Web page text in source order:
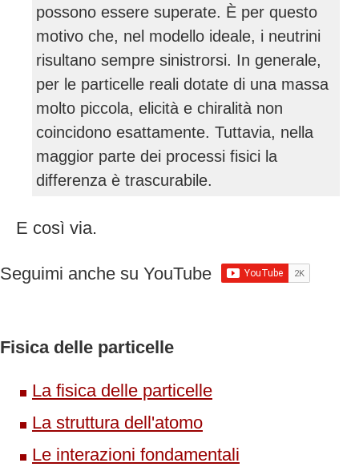
possono essere superate. È per questo
motivo che, nel modello ideale, i neutrini
risultano sempre sinistrorsi. In generale,
per le particelle reali dotate di una massa
molto piccola, elicità e chiralità non
coincidono esattamente. Tuttavia, nella
maggior parte dei processi fisici la
differenza è trascurabile.
E così via.
Seguimi anche su YouTube
Fisica delle particelle
La fisica delle particelle
La struttura dell'atomo
Le interazioni fondamentali